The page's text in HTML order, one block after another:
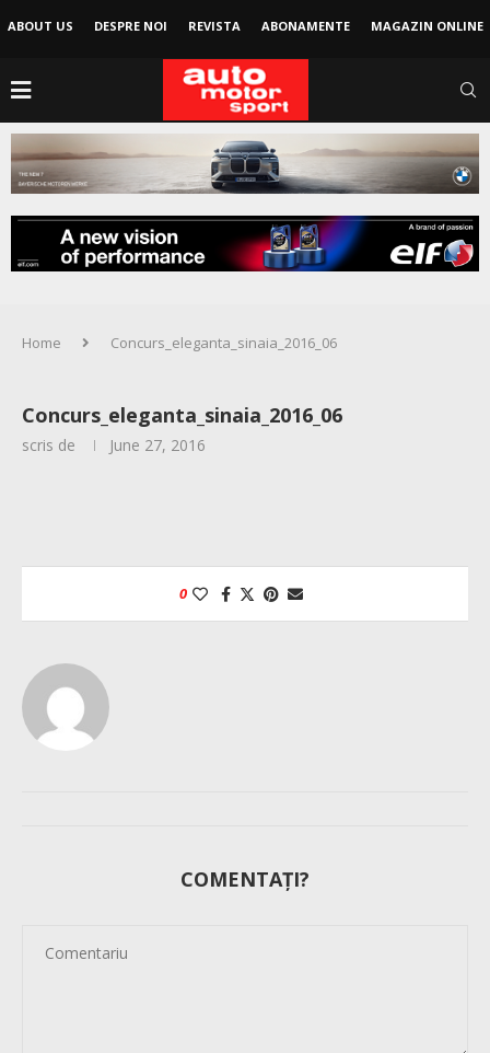
ABOUT US DESPRE NOI REVISTA ABONAMENTE MAGAZIN ONLINE
Home Concurs_eleganta_sinaia_2016_06
Concurs_eleganta_sinaia_2016_06
scris de June 27, 2016
0
COMENTAȚI?